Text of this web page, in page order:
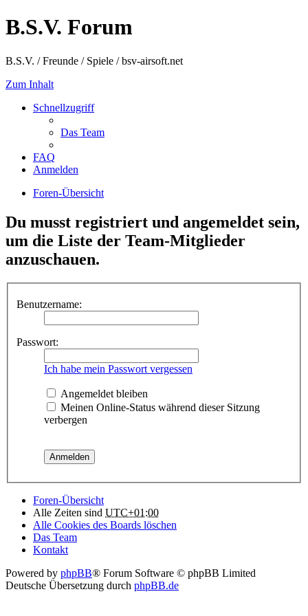
B.S.V. Forum
B.S.V. / Freunde / Spiele / bsv-airsoft.net
Zum Inhalt
Schnellzugriff
Das Team
FAQ
Anmelden
Foren-Übersicht
Du musst registriert und angemeldet sein,
um die Liste der Team-Mitglieder
anzuschauen.
Benutzername:
Passwort:
Ich habe mein Passwort vergessen
Angemeldet bleiben
Meinen Online-Status während dieser Sitzung
verbergen
Foren-Übersicht
Alle Zeiten sind UTC+01:00
Alle Cookies des Boards löschen
Das Team
Kontakt
Powered by phpBB® Forum Software © phpBB Limited
Deutsche Übersetzung durch phpBB.de